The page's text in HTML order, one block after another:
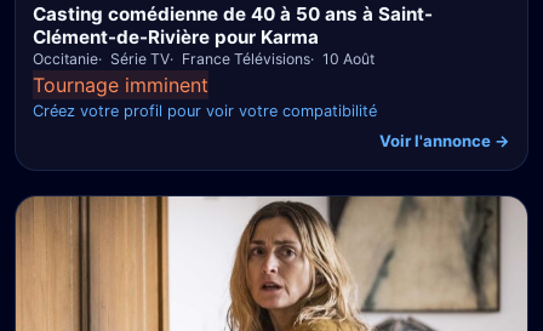
Casting comédienne de 40 à 50 ans à Saint-
Clément-de-Rivière pour Karma
Occitanie Série TV France Télévisions 10 Août
Tournage imminent
Créez votre profil pour voir votre compatibilité
Voir l'annonce →